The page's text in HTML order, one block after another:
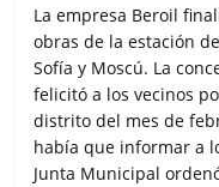
c
e
b
o
o
k
i
t
t
e
r
a
t
s
A
p
a
i
l
m
p
a
r
t
i
r
La empresa Beroil
obras de la estación
Sofía y Moscú. La
felicitó a los vecinos
distrito del mes de
había que informar a
Junta Municipal